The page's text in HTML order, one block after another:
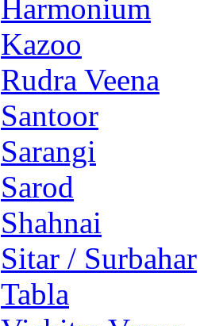
Harmonium
Kazoo
Rudra Veena
Santoor
Sarangi
Sarod
Shahnai
Sitar / Surbahar
Tabla